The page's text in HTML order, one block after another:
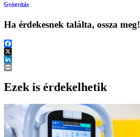
Gyógyítás
Ha érdekesnek találta, ossza meg!
Facebook
X
LinkedIn
Ezek is érdekelhetik